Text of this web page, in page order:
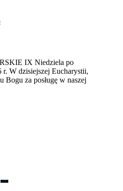
IX Niedziela po
r. W dzisiejszej Eucharystii,
Bogu za posługę w naszej
Szukaj